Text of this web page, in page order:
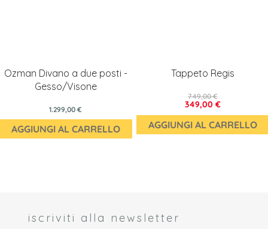
Ozman Divano a due posti -
Gesso/Visone
1.299,00 €
AGGIUNGI AL CARRELLO
Tappeto Regis
349,00 €
749,00 €
AGGIUNGI AL CARRELLO
iscriviti alla newsletter